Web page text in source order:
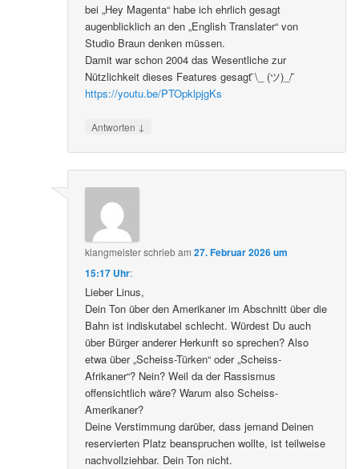
bei „Hey Magenta“ habe ich ehrlich gesagt
augenblicklich an den „English Translater“ von
Studio Braun denken müssen.
Damit war schon 2004 das Wesentliche zur
Nützlichkeit dieses Features gesagt ̄\_ (ツ)_/ ̄
https://youtu.be/PTOpklpjgKs
Antworten ↓
klangmeisterschriebam27. Februar 2026 um
15:17 Uhr:
Lieber Linus,
Dein Ton über den Amerikaner im Abschnitt über die
Bahn ist indiskutabel schlecht. Würdest Du auch
über Bürger anderer Herkunft so sprechen? Also
etwa über „Scheiss-Türken“ oder „Scheiss-
Afrikaner“? Nein? Weil da der Rassismus
offensichtlich wäre? Warum also Scheiss-
Amerikaner?
Deine Verstimmung darüber, dass jemand Deinen
reservierten Platz beanspruchen wollte, ist teilweise
nachvollziehbar. Dein Ton nicht.